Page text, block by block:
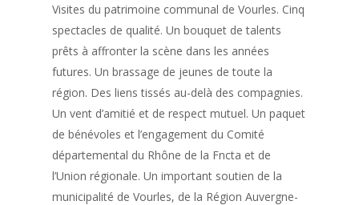
Visites du patrimoine communal de Vourles. Cinq
spectacles de qualité. Un bouquet de talents
prêts à affronter la scène dans les années
futures. Un brassage de jeunes de toute la
région. Des liens tissés au-delà des compagnies.
Un vent d’amitié et de respect mutuel. Un paquet
de bénévoles et l’engagement du Comité
départemental du Rhône de la Fncta et de
l’Union régionale. Un important soutien de la
municipalité de Vourles, de la Région Auvergne-